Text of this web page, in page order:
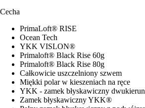
Cecha
PrimaLoft® RISE
Ocean Tech
YKK VISLON®
Primaloft® Black Rise 60g
Primaloft® Black Rise 80g
Całkowicie uszczelniony szwem
Miękki polar w kieszeniach na ręce
YKK - zamek błyskawiczny
Zamek błyskawiczny YKK®